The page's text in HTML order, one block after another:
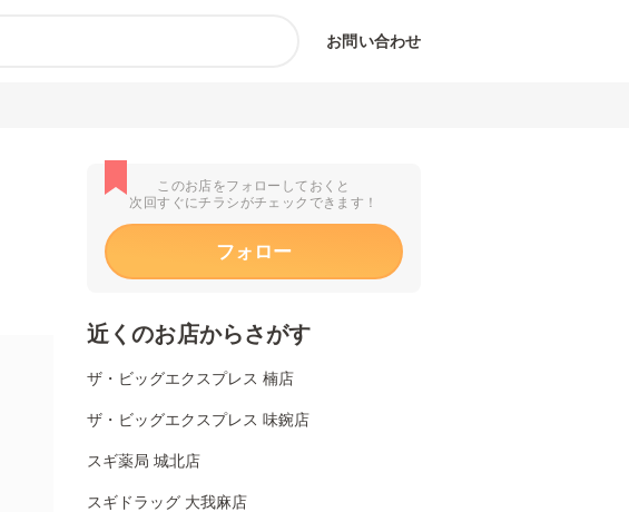
お問い合わせ
このお店をフォローしておくと
次回すぐにチラシがチェックできます！
フォロー
近くのお店からさがす
ザ・ビッグエクスプレス 楠店
ザ・ビッグエクスプレス 味鋺店
スギ薬局 城北店
スギドラッグ 大我麻店